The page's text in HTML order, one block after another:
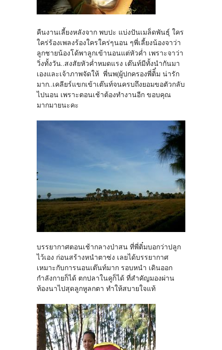
คืนงานเลี้ยงหลังจาก พบปะ แบ่งปันเมล็ดพันธุ์ ใคร
ใคร่ร้องเพลงร้องใครใคร่ๆนอน ๆพี่เลี้ยงน้องจาว่า
ลูกชายน้องโด้พาลูกเข้านอนแต่หัวค่ำ เพราะจาว่า
วิ่งทั้งวัน..สงสัยหัวค่ำหมดแรง เต๊นท์มีทั้งนำกันมา
เองและเจ้าภาพจัดให้ พี่นพ(ผู้ปกครองพี่ติิ๋ม น่ารัก
มาก..เคลียร์แขกเข้าเต๊นท์จนครบถึงยอมขอตัวกลับ
ไปนอน เพราะตอนเช้าต้องทำงานอีก ขอบคุณ
มากมายนะคะ
บรรยากาศตอนเช้ากลางป่าสน ที่พี่ติ๋มบอกว่าปลูก
ไว้เอง ก่อนสร้างหนำตาซ่ง เลยได้บรรยากาศ
เหมาะกับการนอนเต๊นท์มาก รอบหนำ เดินออก
กำลังกายก็ได้ ตกปลาในคูก็ได้ ที่สำคัญมองผ่าน
ท้องนาไปสุดลูกหูลกตา ทำให้สบายใจแท้